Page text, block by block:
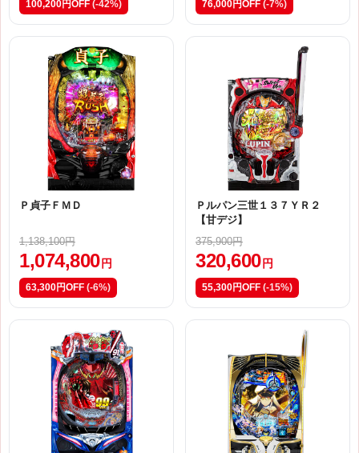
100,200円OFF (-42%) 76,000円OFF (-7%)
Ｐ貞子ＦＭＤ
1,138,100円
1,074,800 円
63,300円OFF (-6%)
Ｐルパン三世１３７ＹＲ２
【甘デジ】
375,900円
320,600 円
55,300円OFF (-15%)